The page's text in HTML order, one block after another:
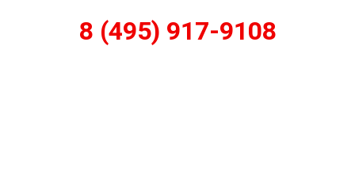
8 (495) 917-9108